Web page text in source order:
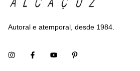
Autoral e atemporal, desde 1984.